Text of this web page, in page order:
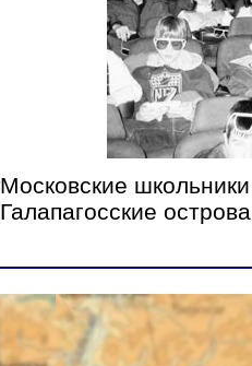
Московские
Галапагосские острова